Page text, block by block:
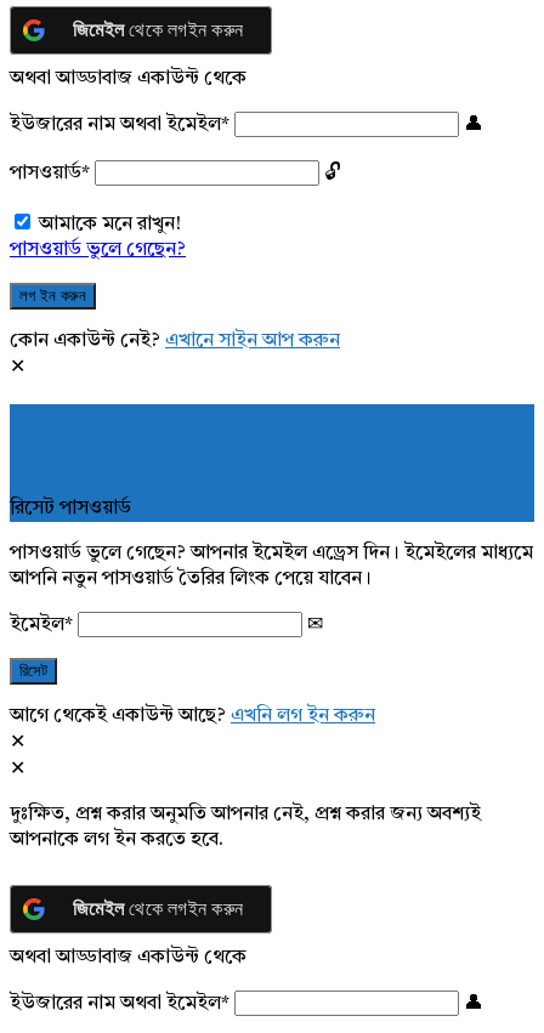
জিমেইলথেকে লগইন করুন
অথবা আড্ডাবাজ একাউন্ট থেকে
ইউজারের নাম অথবা ইমেইল*
পাসওয়ার্ড*
আমাকে মনে রাখুন!
পাসওয়ার্ড ভুলে গেছেন?
কোন একাউন্ট নেই? এখানে সাইন আপ করুন
রিসেট পাসওয়ার্ড
পাসওয়ার্ড ভুলে গেছেন? আপনার ইমেইল এড্রেস দিন। ইমেইলের মাধ্যমে
আপনি নতুন পাসওয়ার্ড তৈরির লিংক পেয়ে যাবেন।
ইমেইল*
আগে থেকেই একাউন্ট আছে? এখনি লগ ইন করুন
দুঃক্ষিত, প্রশ্ন করার অনুমতি আপনার নেই, প্রশ্ন করার জন্য অবশ্যই
আপনাকে লগ ইন করতে হবে.
জিমেইলথেকে লগইন করুন
অথবা আড্ডাবাজ একাউন্ট থেকে
ইউজারের নাম অথবা ইমেইল*